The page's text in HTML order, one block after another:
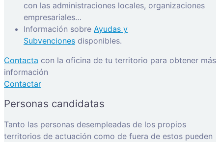
con las administraciones locales, organizaciones
empresariales…
Información sobre Ayudas y
Subvenciones disponibles.
Contacta con la oficina de tu territorio para obtener más
información
Contactar
Personas candidatas
Tanto las personas desempleadas de los propios
territorios de actuación como de fuera de estos pueden